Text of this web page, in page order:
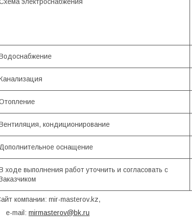
кондиционирование
оснащение
ходе выполнения работ уточнить и согласовать с
компании: mir-masterov.kz,
mail: mirmasterov@bk.ru